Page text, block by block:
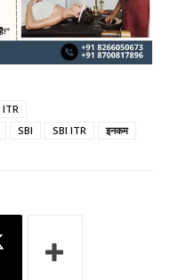
ITR
SBI SBI ITR इनकम